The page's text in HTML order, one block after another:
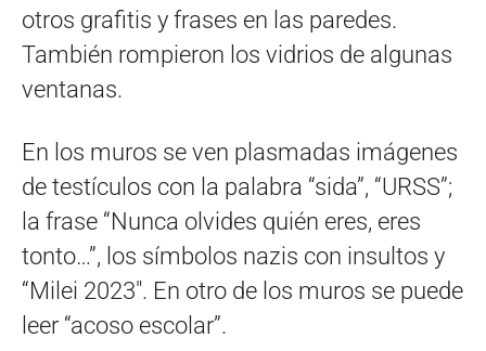
otros grafitis y frases en las paredes.
También rompieron los vidrios de algunas
ventanas.
En los muros se ven plasmadas imágenes
de testículos con la palabra “sida”, “URSS”;
la frase “Nunca olvides quién eres, eres
tonto…”, los símbolos nazis con insultos y
“Milei 2023″. En otro de los muros se puede
leer “acoso escolar”.